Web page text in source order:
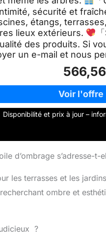
sécurité et
étangs,
lieux extérieurs.
des produits. Si
un e-mail et nous
Disponibilité et prix à jour –
d’ombrage s’adresse-t-
les terrasses et les
ombre et
?